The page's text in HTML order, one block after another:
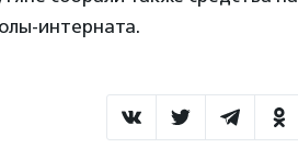
интерната.